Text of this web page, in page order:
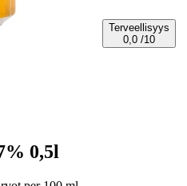
Terveellisyys
0,0 /10
0,5l